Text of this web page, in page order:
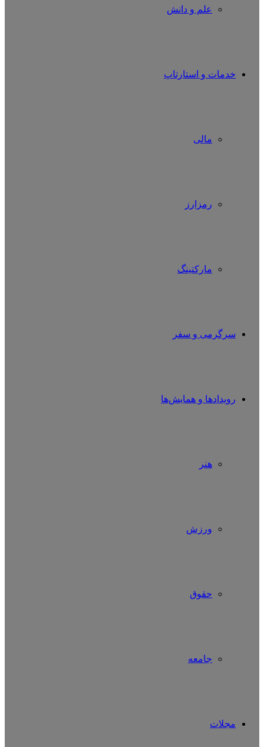
علم و دانش
خدمات و استارتاپ
مالی
رمزارز
مارکتینگ
سرگرمی و سفر
رویدادها و همایش‌ها
هنر
ورزش
حقوق
جامعه
مجلات